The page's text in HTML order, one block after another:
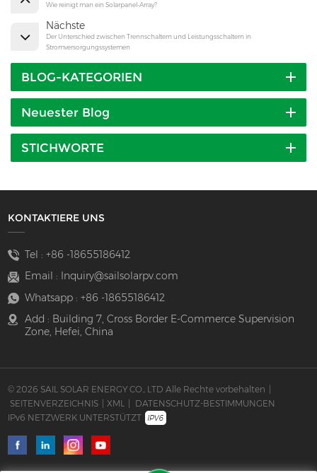
Wie reinigt man ein Solarpanel-Array?
Nächste
Der Unterschied zwischen Trennschaltern und Leistungsschaltern in
Stromversorgungssystemen
BLOG-KATEGORIEN
Neuester Blog
STICHWORTE
KONTAKTIERE UNS
Tel : +86 -18655186412
Email :
Inquiry@sailsolarpv.com
Whatsapp : +86 -18655186412
Add : Building 7, Cross Border E-Commerce Supervision
Zone, Hefei, China
© 2026 SAIL SOLAR ENERGY CO., LTD Alle Rechte vorbehalten
SEITENVERZEICHNIS
XML
DATENSCHUTZ-BESTIMMUNGEN
IPv6 NETZWERK UNTERSTÜTZT